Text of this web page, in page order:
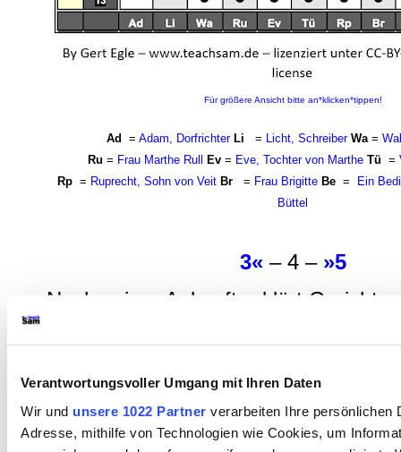
Verantwortungsvoller Umgang mit Ihren Daten
Wir und unsere 1022 Partner verarbeiten Ihre persönlichen
Adresse, mithilfe von Technologien wie Cookies, um
Für größere Ansicht bitte an*klicken*tippen!
Ad = Adam, Dorfrichter Li = Licht, Schreiber Wa=
Ru = Frau Marthe Rull Ev= Eve, Tochter von Marthe Tü =
Rp= Ruprecht, Sohn von VeitBr= Frau BrigitteBe=
Ein
Büttel
3«– 4 – »5
Nach seiner Ankunft erklärt
Verbesserung des ländlichen
dem Land sorgen wolle. Er betont